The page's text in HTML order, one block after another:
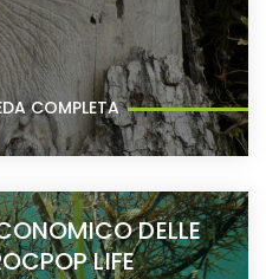
COMPLETA
DELLE
LIFE